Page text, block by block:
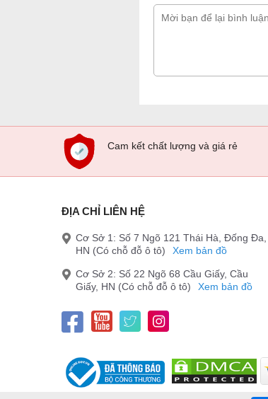
Cam kết chất lượng và giá rẻ
ĐỊA CHỈ LIÊN HỆ
Cơ Sở 1: Số 7 Ngõ 121 Thái Hà, Đống Đa,
HN (Có chỗ đỗ ô tô)
Xem bản đồ
Cơ Sở 2: Số 22 Ngõ 68 Cầu Giấy, Cầu
Giấy, HN (Có chỗ đỗ ô tô)
Xem bản đồ